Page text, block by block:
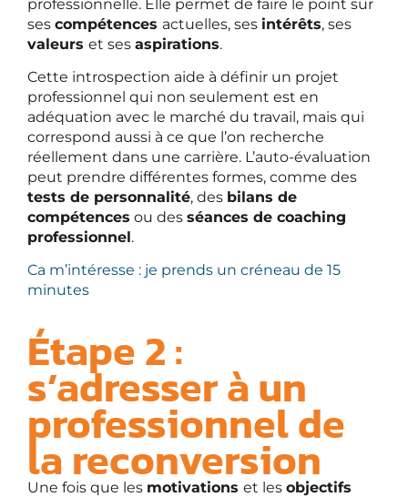
professionnelle. Elle permet de faire le point sur
ses compétences actuelles, ses intérêts, ses
valeurs et ses aspirations.
Cette introspection aide à définir un projet
professionnel qui non seulement est en
adéquation avec le marché du travail, mais qui
correspond aussi à ce que l’on recherche
réellement dans une carrière. L’auto-évaluation
peut prendre différentes formes, comme des
tests de personnalité, des bilans de
compétences ou des séances de coaching
professionnel.
Ca m’intéresse : je prends un créneau de 15
minutes
Étape 2 :
s’adresser à un
professionnel de
la reconversion
Une fois que les motivations et les objectifs